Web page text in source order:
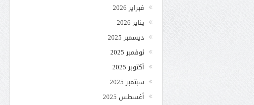
فبراير 2026
يناير 2026
ديسمبر 2025
نوفمبر 2025
أكتوبر 2025
سبتمبر 2025
أغسطس 2025